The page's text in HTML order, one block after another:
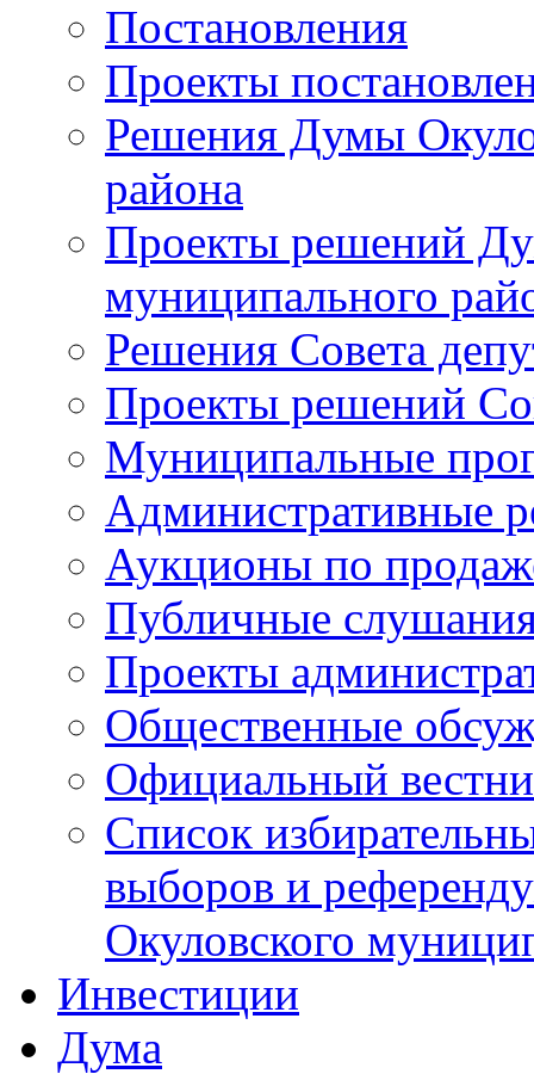
Постановления
Проекты
Решения Думы
района
Проекты решений
муниципального
Решения Совета
Проекты решений
Муниципальные
Административные
Аукционы по
Публичные
Проекты
Общественные
Официальный
Список
выборов и
Окуловского
Инвестиции
Дума